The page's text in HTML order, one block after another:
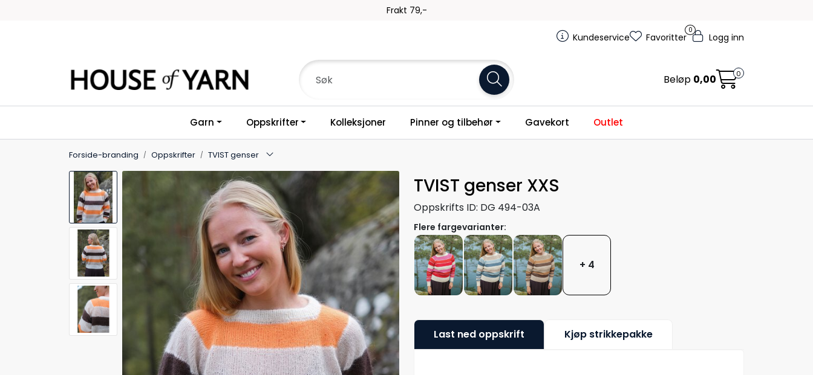
Frakt 79,-
Kundeservice
0
Favoritter Logg inn
Beløp 0,00 0
Garn Oppskrifter Kolleksjoner Pinner og tilbehør Gavekort Outlet
Forside-branding Oppskrifter TVIST genser
TVIST genser XXS
Oppskrifts ID: DG 494-03A
Flere fargevarianter:
+ 4
Last ned oppskrift Kjøp strikkepakke